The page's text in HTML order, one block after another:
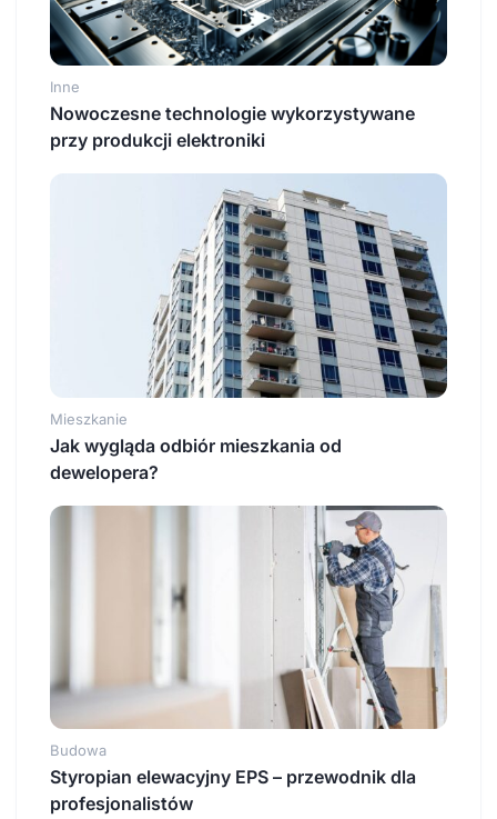
Inne
Nowoczesne technologie wykorzystywane
przy produkcji elektroniki
Mieszkanie
Jak wygląda odbiór mieszkania od
dewelopera?
Budowa
Styropian elewacyjny EPS – przewodnik dla
profesjonalistów